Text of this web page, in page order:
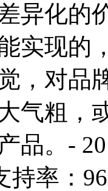
异化的
实现的
，对品
气粗，
品。-
持率：